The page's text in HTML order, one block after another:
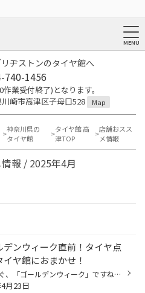
ヂストンのタイヤ館へ
740-1456
業受付終了)となります。
崎市高津区子母口528
Map
神奈川県の
タイヤ館
タイヤ館 高
津TOP
店舗おスス
メ情報
報 / 2025年4月
デンウィーク直前！タイヤ点
イヤ館におまかせ！
もうすぐ、「ゴールデンウィーク」ですね。 たくさんの方がお出かけになるゴールデンウィークは特に、タイヤやおクルマのトラブルが急増しがちです。 例年、高速道路などでの「タイヤの空気圧不足」によるトラブルが増加する傾向ですので お出かけ前に、しっかり「タイヤ点検」をして備えましょう！...
月23日